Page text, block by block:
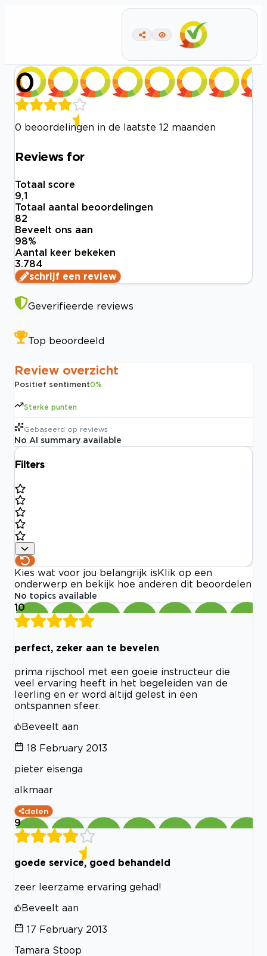
0
0 beoordelingen in de laatste 12 maanden
Reviews for
Totaal score
9,1
Totaal aantal beoordelingen
82
Beveelt ons aan
98%
Aantal keer bekeken
3.784
schrijf een review
Geverifieerde reviews
Top beoordeeld
Review overzicht
Positief sentiment0%
Sterke punten
Gebaseerd op reviews
No AI summary available
Filters
Kies wat voor jou belangrijk is Klik op een
onderwerp en bekijk hoe anderen dit beoordelen
No topics available
10
perfect, zeker aan te bevelen
prima rijschool met een goeie instructeur die
veel ervaring heeft in het begeleiden van de
leerling en er word altijd gelest in een
ontspannen sfeer.
Beveelt aan
18 February 2013
pieter eisenga
alkmaar
delen
9
goede service, goed behandeld
zeer leerzame ervaring gehad!
Beveelt aan
17 February 2013
Tamara Stoop